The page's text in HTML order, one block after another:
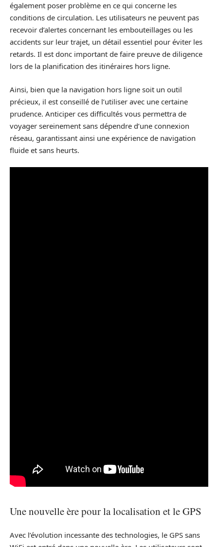
également poser problème en ce qui concerne les
conditions de circulation. Les utilisateurs ne peuvent pas
recevoir d’alertes concernant les embouteillages ou les
accidents sur leur trajet, un détail essentiel pour éviter les
retards. Il est donc important de faire preuve de diligence
lors de la planification des itinéraires hors ligne.
Ainsi, bien que la navigation hors ligne soit un outil
précieux, il est conseillé de l’utiliser avec une certaine
prudence. Anticiper ces difficultés vous permettra de
voyager sereinement sans dépendre d’une connexion
réseau, garantissant ainsi une expérience de navigation
fluide et sans heurts.
Une nouvelle ère pour la localisation et le GPS
Avec l’évolution incessante des technologies, le GPS sans